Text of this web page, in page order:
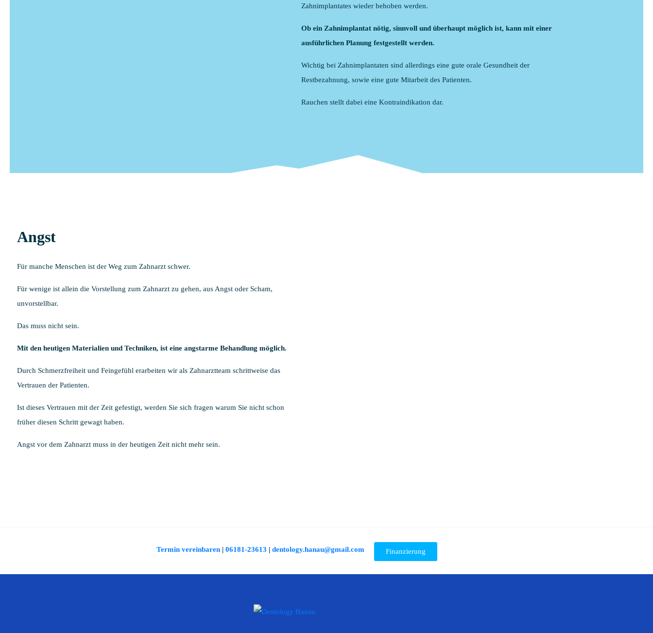
Zahnimplantates wieder behoben werden.
Ob ein Zahnimplantat nötig, sinnvoll und überhaupt möglich ist, kann mit einer
ausführlichen Planung festgestellt werden.
Wichtig bei Zahnimplantaten sind allerdings eine gute orale Gesundheit der
Restbezahnung, sowie eine gute Mitarbeit des Patienten.
Rauchen stellt dabei eine Kontraindikation dar.
Angst
Für manche Menschen ist der Weg zum Zahnarzt schwer.
Für wenige ist allein die Vorstellung zum Zahnarzt zu gehen, aus Angst oder Scham,
unvorstellbar.
Das muss nicht sein.
Mit den heutigen Materialien und Techniken, ist eine angstarme Behandlung möglich.
Durch Schmerzfreiheit und Feingefühl erarbeiten wir als Zahnarztteam schrittweise das
Vertrauen der Patienten.
Ist dieses Vertrauen mit der Zeit gefestigt, werden Sie sich fragen warum Sie nicht schon
früher diesen Schritt gewagt haben.
Angst vor dem Zahnarzt muss in der heutigen Zeit nicht mehr sein.
Termin vereinbaren| 06181-23613 | dentology.hanau@gmail.com Finanzierung